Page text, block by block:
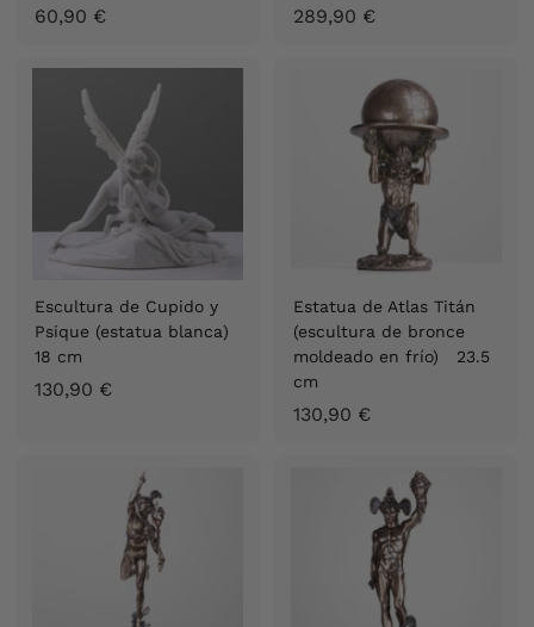
60,90 €6
,
0
€
289,90 €2
9
0
€
Escultura de Cupido y
Psique (estatua blanca)
18 cm
130,90 €1
€
Estatua de Atlas Titán
(escultura de bronce
moldeado en frío) 23.5
cm
130,90 €1
,
9
0
€